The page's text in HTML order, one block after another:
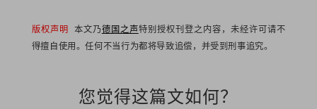
版权声明 本文乃德国之声特别授权刊登之内容，未经许可请不
得擅自使用。任何不当行为都将导致追偿，并受到刑事追究。
您觉得这篇文如何？